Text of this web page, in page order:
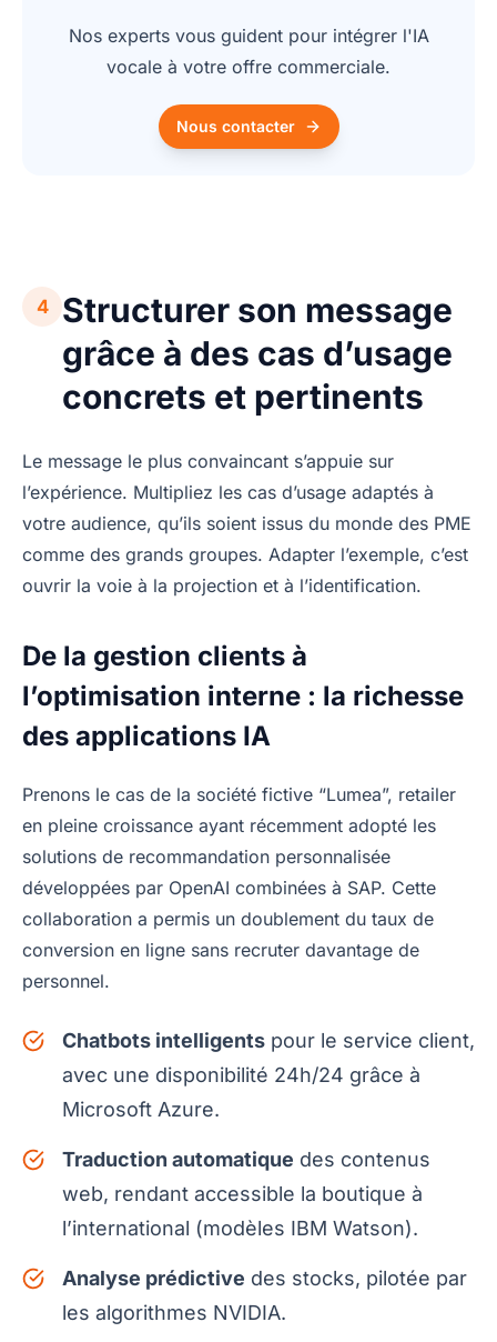
Nos experts vous guident pour intégrer l'IA
vocale à votre offre commerciale.
Nous contacter
4
Structurer son message
grâce à des cas d’usage
concrets et pertinents
Le message le plus convaincant s’appuie sur
l’expérience. Multipliez les cas d’usage adaptés à
votre audience, qu’ils soient issus du monde des PME
comme des grands groupes. Adapter l’exemple, c’est
ouvrir la voie à la projection et à l’identification.
De la gestion clients à
l’optimisation interne : la richesse
des applications IA
Prenons le cas de la société fictive “Lumea”, retailer
en pleine croissance ayant récemment adopté les
solutions de recommandation personnalisée
développées par OpenAI combinées à SAP. Cette
collaboration a permis un doublement du taux de
conversion en ligne sans recruter davantage de
personnel.
Chatbots intelligents pour le service client,
avec une disponibilité 24h/24 grâce à
Microsoft Azure.
Traduction automatique des contenus
web, rendant accessible la boutique à
l’international (modèles IBM Watson).
Analyse prédictive des stocks, pilotée par
les algorithmes NVIDIA.